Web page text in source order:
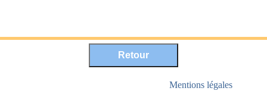
Mentions légales